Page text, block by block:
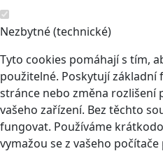
Nezbytné (technické)
Tyto cookies pomáhají s tím,
použitelné. Poskytují základní
stránce nebo změna rozlišení
vašeho zařízení. Bez těchto
fungovat. Používáme
vymažou se z vašeho